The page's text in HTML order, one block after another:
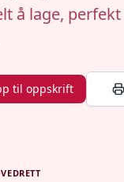
å lage,
til oppskrift